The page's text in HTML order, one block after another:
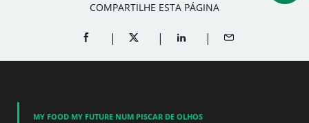
COMPARTILHE ESTA PÁGINA
COMPARTILHAR NO FACEBOOK (ABRE UMA
COMPARTILHAR NO TWITTER (ABRE
COMPARTILHAR NO
COMPARTILHAR
MY FOOD MY FUTURE NUM PISCAR DE OLHOS